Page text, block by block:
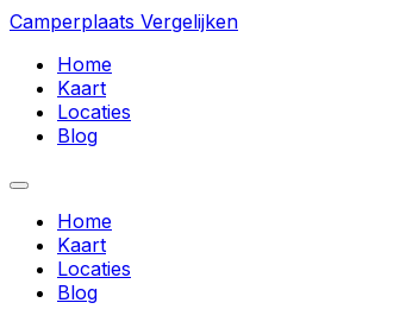
Camperplaats Vergelijken
Home
Kaart
Locaties
Blog
Home
Kaart
Locaties
Blog